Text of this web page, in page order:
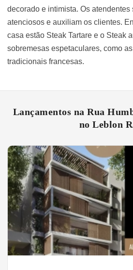
decorado e intimista. Os atendentes
atenciosos e auxiliam os clientes.
casa estão Steak Tartare e o Steak
sobremesas espetaculares, como
tradicionais francesas.
Lançamentos na Rua
no Leblon